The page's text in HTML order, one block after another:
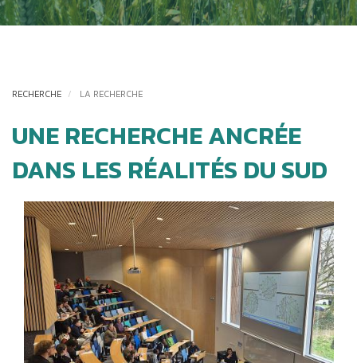
RECHERCHE LA RECHERCHE
UNE RECHERCHE ANCRÉE
DANS LES RÉALITÉS DU SUD